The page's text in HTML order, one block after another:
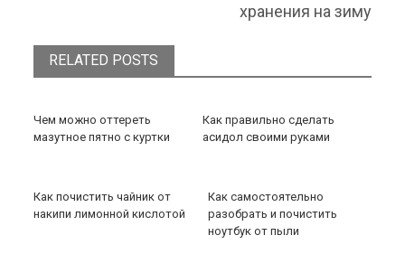
хранения на зиму
RELATED POSTS
Чем можно оттереть
мазутное пятно с куртки
Как правильно сделать
асидол своими руками
Как почистить чайник от
накипи лимонной кислотой
Как самостоятельно
разобрать и почистить
ноутбук от пыли